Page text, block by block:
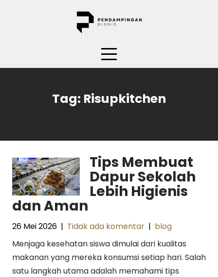
Tag: Risupkitchen
Tips Membuat
Dapur Sekolah
Lebih Higienis
dan Aman
26 Mei 2026 | Tidak ada komentar | blog
Menjaga kesehatan siswa dimulai dari kualitas
makanan yang mereka konsumsi setiap hari. Salah
satu langkah utama adalah memahami tips